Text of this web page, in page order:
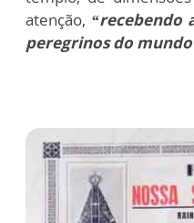
atenção, “recebendo
peregrinos do